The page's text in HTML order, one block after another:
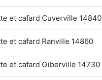
et cafard Cuverville 14840
et cafard Ranville 14860
et cafard Giberville 14730